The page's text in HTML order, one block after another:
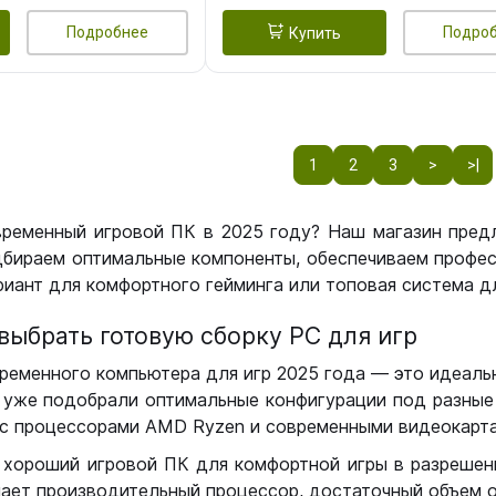
Подробнее Купить
1 2 3 > >|
игровой ПК в 2025 году? Наш магазин
оптимальные компоненты, обеспечиваем
для комфортного гейминга или топовая система
готовую сборку РС для игр
компьютера для игр 2025 года — это
подобрали оптимальные конфигурации под
AMD Ryzen и современными
игровой ПК для комфортной игры в
производительный процессор, достаточный объем